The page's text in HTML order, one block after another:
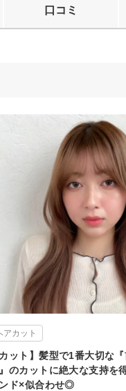
口コミ
アカット
カット】髪型で1番大切な
のカットに絶大な支持を
ド×似合わせ◎